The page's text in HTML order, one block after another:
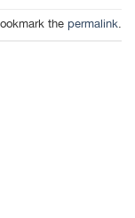
the permalink.